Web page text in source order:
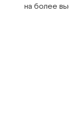
на более